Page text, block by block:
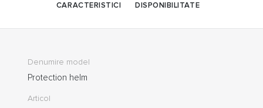
CARACTERISTICI DISPONIBILITATE
Denumire model
Protection helm
Articol